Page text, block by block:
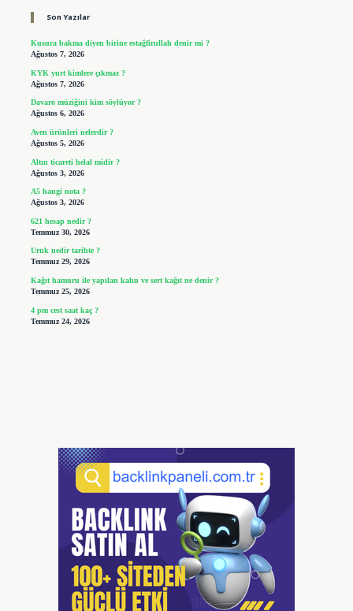
Son Yazılar
Kusura bakma diyen birine estağfirullah denir mi ?
Ağustos 7, 2026
KYK yurt kimlere çıkmaz ?
Ağustos 7, 2026
Davaro müziğini kim söylüyor ?
Ağustos 6, 2026
Aven ürünleri nelerdir ?
Ağustos 5, 2026
Altın ticareti helal midir ?
Ağustos 3, 2026
A5 hangi nota ?
Ağustos 3, 2026
621 hesap nedir ?
Temmuz 30, 2026
Uruk nedir tarihte ?
Temmuz 29, 2026
Kağıt hamuru ile yapılan kalın ve sert kağıt ne denir ?
Temmuz 25, 2026
4 pm cest saat kaç ?
Temmuz 24, 2026